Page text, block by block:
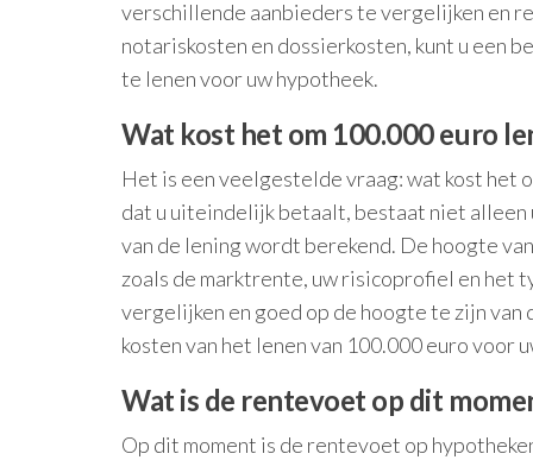
verschillende aanbieders te vergelijken en
notariskosten en dossierkosten, kunt u een
te lenen voor uw hypotheek.
Wat kost het om 100.000 euro
Het is een veelgestelde vraag: wat kost het
dat u uiteindelijk betaalt, bestaat niet
van de lening wordt berekend. De hoogte
zoals de marktrente, uw risicoprofiel en het
vergelijken en goed op de hoogte te zijn
kosten van het lenen van 100.000 euro voor
Wat is de rentevoet op dit
Op dit moment is de rentevoet op